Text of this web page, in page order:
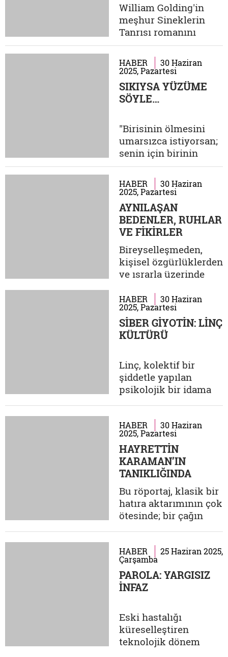
William Golding'in
meşhur Sineklerin
Tanrısı romanını
hatırlarsınız. Bir grup
çocuk, bir kaza
sonucu ıssız bir adada
mahsur kalır.
Yanlarında hiçbir
yetişkin yoktur.
yapacaklarını bilemez,
çaresizlikle doğaya
uyum sağlamaya
çalışırlar. Zamanla
karınlarını...
HABER 30 Haziran
2025, Pazartesi
SIKIYSA YÜZÜME
SÖYLE…
"Birisinin ölmesini
umarsızca istiyorsan;
senin için birinin
hayatı o kadar basitse,
bir klavye
uzaklığındaysa, sen de
ölmeyi hak
ediyorsundur. Böylece
dünyada ne kadar
kötülük olsa da
sadece iyilikle karşılık
veren insanlar hayatta
kalır". BLACK
HABER 30 Haziran
2025, Pazartesi
AYNILAŞAN
BEDENLER, RUHLAR
VE FİKİRLER
Bireyselleşmeden,
kişisel özgürlüklerden
ve ısrarla üzerinde
farklılıklardan kasıt
sahiden de neydi?
Modern zamanlarda
insanın temel
has düşüncelerinin,
eylemlerinin,
söylemlerinin ve
konumunun olması
gerekmez miydi?
Bizleri ısrarlı...
HABER 30 Haziran
2025, Pazartesi
SİBER GİYOTİN: LİNÇ
KÜLTÜRÜ
Linç, kolektif bir
şiddetle yapılan
psikolojik bir idama
toplumun cinayet
işlemesi gibidir. Bu
kelimenin çağrışımı,
bir grup tarafından
yok edilmeye çalışılan
bir kişi veya grubu
işaret eder. Fakat linç,
tıpkı bir kültür...
HABER 30 Haziran
2025, Pazartesi
HAYRETTİN
KARAMAN’IN
TANIKLIĞINDA
MÜSLÜMAN AİLE,
TEMSİL VE DEĞİŞİM
Bu röportaj, klasik bir
hatıra aktarımının çok
ötesinde; bir çağın
kaybetmemeye
çalışan bir âlimin
tanıklığıdır.
Karaman'ın
yüzleşirken aslında
kendi aile hafızamıza,
aidiyet biçimlerimize,
temsil krizimize...
HABER 25 Haziran 2025,
Çarşamba
PAROLA: YARGISIZ
İNFAZ
Eski hastalığı
küreselleştiren
teknolojik dönem